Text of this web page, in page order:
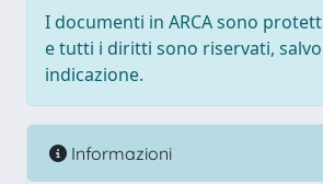
I documenti in ARCA sono
e tutti i diritti sono riservati,
indicazione.
Informazioni